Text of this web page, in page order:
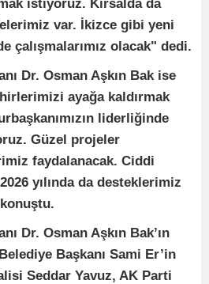
istiyoruz. Kırsalda da
var. İkizce gibi yeni
çalışmalarımız olacak" dedi.
Dr. Osman Aşkın Bak ise
ayağa kaldırmak
liderliğinde
Güzel projeler
faydalanacak. Ciddi
yılında da desteklerimiz
Dr. Osman Aşkın Bak’ın
Başkanı Sami Er’in
Seddar Yavuz, AK Parti